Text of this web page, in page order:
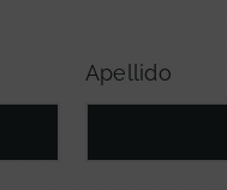
Apellido